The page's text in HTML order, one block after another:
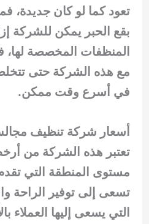
تعود كما لو كان جديدة،
بقع الحبر يمكن للشركة
المنظفات المخصصة لها،
مع هذه الشركة حتى
في أسرع وقت ممكن.
أسعار شركة تنظيف
تعتبر هذه الشركة من
مستوى المنطقة التي تقدم
تسعى إلى توفير الراحة
التي يسعى إليها العملاء